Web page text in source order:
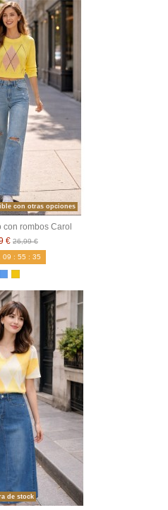
con otras opciones
rombos Carol
€ 26,99 €
09 : 55 : 34
de stock